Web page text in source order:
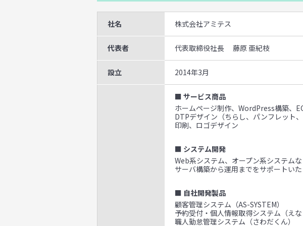
社名 株式会社アミテス
代表者 代表取締役社長 藤原 亜紀枝
設立 2014年3月
■ サービス商品
ホームページ制作、WordPress構築、
DTPデザイン（ちらし、パンフレット
印刷、ロゴデザイン
■ システム開発
Web系システム、オープン系システム
サーバ構築から運用までをサポートいた
■ 自社開発製品
顧客管理システム（AS-SYSTEM）
予約受付・個人情報取得システム（えな
職人勤怠管理システム（さわだくん）